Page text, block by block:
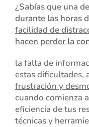
¿Sabías que una
durante las horas
facilidad de
hacen perder la
la falta de
estas dificultades,
frustración y
cuando comienza
eficiencia de tus
técnicas y